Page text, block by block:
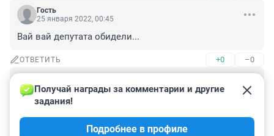
Гость
25 января 2022, 00:45
Вай вай депутата обидели...
ОТВЕТИТЬ +0 –0
24 января 2022, 15:11
Так и пурга поднялась только потому, что в
пострадавших оказался ДАЖЕ сам Депутат от
ЗЭКсобрания чего-то там....
Получай награды за комментарии и другие
задания!
Подробнее в профиле